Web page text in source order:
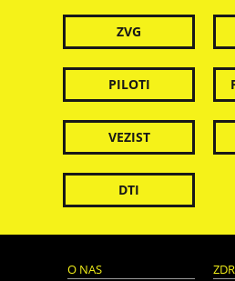
ZVG
PILOTI
VEZIST
DTI
O NAS